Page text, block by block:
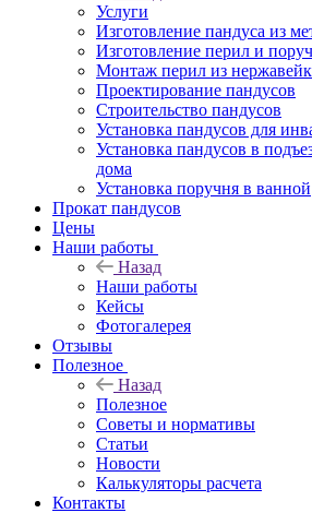
Услуги
Изготовление пандуса из
Изготовление перил и
Монтаж перил из
Проектирование пандусов
Строительство пандусов
Установка пандусов для
Установка пандусов в
дома
Установка поручня в ванной
Прокат пандусов
Цены
Наши работы
Назад
Наши работы
Кейсы
Фотогалерея
Отзывы
Полезное
Назад
Полезное
Советы и нормативы
Статьи
Новости
Калькуляторы расчета
Контакты